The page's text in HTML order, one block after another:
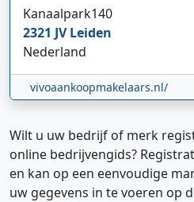
Kanaalpark140
2321 JVLeiden
Nederland
vivoaankoopmakelaars.nl/
Wilt u uw bedrijf of merk
online bedrijvengids?
en kan op een eenvoudige
uw gegevens in te voeren op